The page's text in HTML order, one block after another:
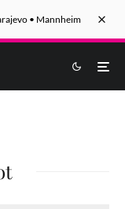
• Mannheim